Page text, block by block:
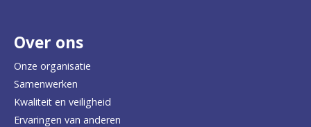
t
e
r
u
Over ons
Onze organisatie
Samenwerken
Kwaliteit en veiligheid
Ervaringen van anderen